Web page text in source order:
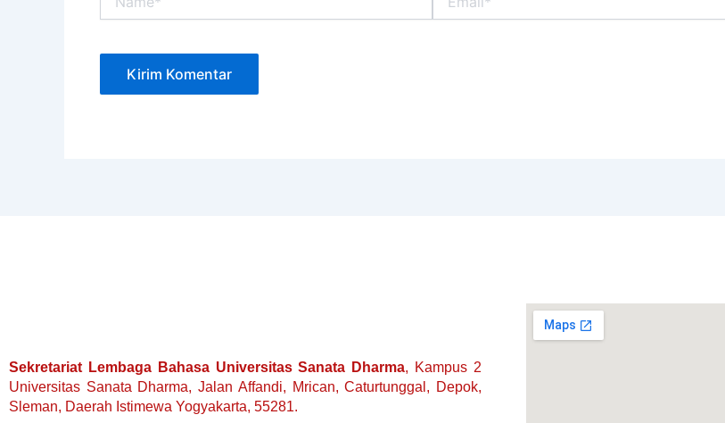
Sekretariat Lembaga Bahasa Universitas Sanata Dharma, Kampus 2
Universitas Sanata Dharma, Jalan Affandi, Mrican, Caturtunggal, Depok,
Sleman, Daerah Istimewa Yogyakarta, 55281.